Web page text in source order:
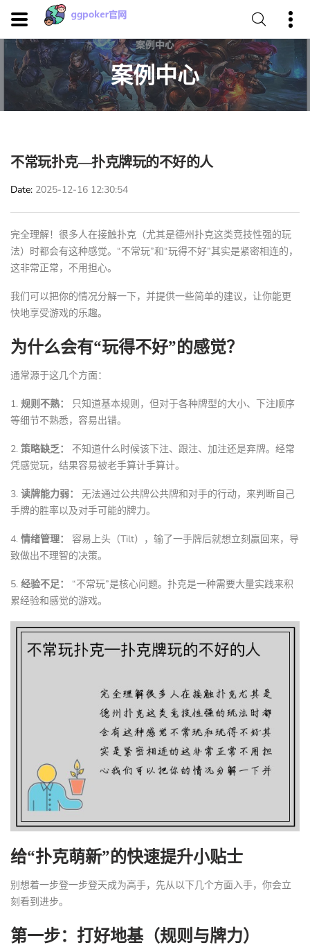
案例中心
不常玩扑克—扑克牌玩的不好的人
Date 2025-12-16 12:30:54
完全理解！很多人在接触扑克（尤其是德州扑克这类竞技性强的玩
法）时都会有这种感觉。“不常玩”和“玩得不好”其实是紧密相连的，
这非常正常，不用担心。
我们可以把你的情况分解一下，并提供一些简单的建议，让你能更
快地享受游戏的乐趣。
为什么会有“玩得不好”的感觉？
通常源于这几个方面：
1. 规则不熟：
只知道基本规则，但对于各种牌型的大小、下注顺序
等细节不熟悉，容易出错。
2. 策略缺乏：
不知道什么时候该下注、跟注、加注还是弃牌。经常
凭感觉玩，结果容易被老手算计手算计。
3. 读牌能力弱：
无法通过公共牌公共牌和对手的行动，来判断自己
手牌的胜率以及对手可能的牌力。
4. 情绪管理：
容易上头（Tilt），输了一手牌后就想立刻赢回来，导
致做出不理智的决策。
5. 经验不足：
“不常玩”是核心问题。扑克是一种需要大量实践来积
累经验和感觉的游戏。
给“扑克萌新”的快速提升小贴士
别想着一步登一步登天成为高手，先从以下几个方面入手，你会立
刻看到进步。
第一步：打好地基（规则与牌力）